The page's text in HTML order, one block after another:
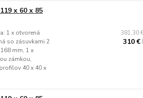
x 60 x 85
1 x otvorená
so zásuvkami 2
mm, 1 x
zámkou,
40 x 40 x
381,30
310 €